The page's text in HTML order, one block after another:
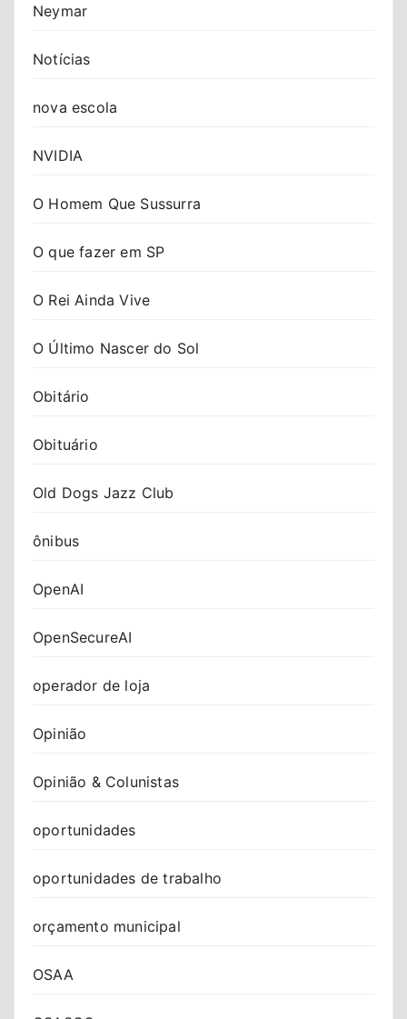
Neymar
Notícias
nova escola
NVIDIA
O Homem Que Sussurra
O que fazer em SP
O Rei Ainda Vive
O Último Nascer do Sol
Obitário
Obituário
Old Dogs Jazz Club
ônibus
OpenAI
OpenSecureAI
operador de loja
Opinião
Opinião & Colunistas
oportunidades
oportunidades de trabalho
orçamento municipal
OSAA